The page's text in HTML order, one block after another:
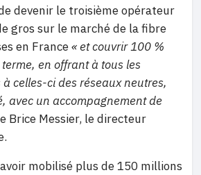
devenir le troisième opérateur
gros sur le marché de la fibre
en France«et couvrir 100 %
en offrant à tous les
celles-ci des réseaux neutres,
avec un accompagnement de
Brice Messier, le directeur
mobilisé plus de 150 millions